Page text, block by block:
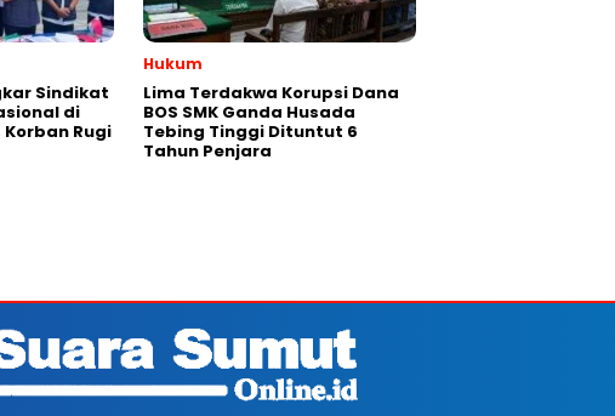
Sindikat
di
Rugi
Hukum
Lima Terdakwa Korupsi Dana
BOS SMK Ganda Husada
Tebing Tinggi Dituntut 6
Tahun Penjara